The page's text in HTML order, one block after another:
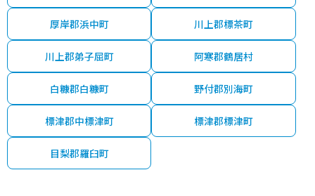
厚岸郡浜中町 川上郡標茶町
川上郡弟子屈町 阿寒郡鶴居村
白糠郡白糠町 野付郡別海町
標津郡中標津町 標津郡標津町
目梨郡羅臼町